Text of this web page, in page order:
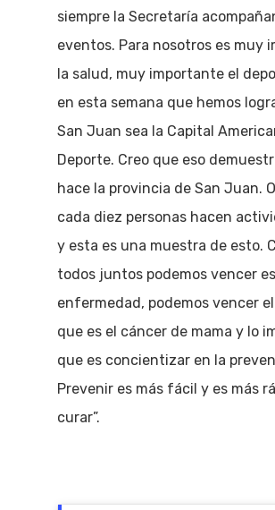
siempre la Secretaría
eventos. Para nosotros es muy
la salud, muy importante el
en esta semana que hemos
San Juan sea la Capital
Deporte. Creo que eso
hace la provincia de San Juan.
cada diez personas hacen
y esta es una muestra de esto.
todos juntos podemos vencer
enfermedad, podemos vencer
que es el cáncer de mama y lo
que es concientizar en la
Prevenir es más fácil y es más
curar”.